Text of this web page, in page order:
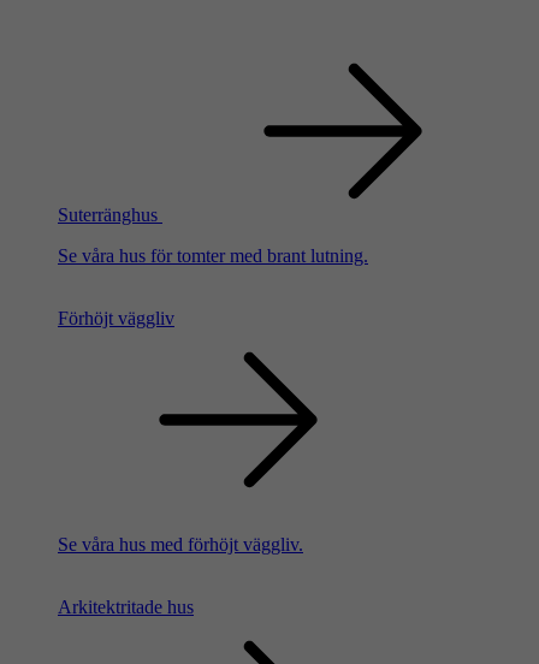
Suterränghus
Se våra hus för tomter med brant lutning.
Förhöjt väggliv
Se våra hus med förhöjt väggliv.
Arkitektritade hus